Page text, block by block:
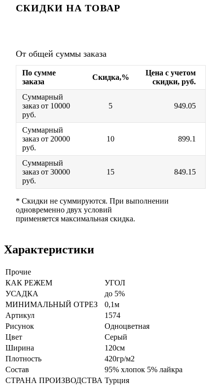
СКИДКИ НА ТОВАР
От общей суммы заказа
По сумме
заказа
Скидка,%
Цена с учетом
скидки, руб.
Суммарный
заказ от 10000
руб.
5 949.05
Суммарный
заказ от 20000
руб.
10 899.1
Суммарный
заказ от 30000
руб.
15 849.15
* Скидки не суммируются. При выполнении
одновременно двух условий
применяется максимальная скидка.
Характеристики
Прочие
КАК РЕЖЕМ
УГОЛ
УСАДКА
до 5%
МИНИМАЛЬНЫЙ ОТРЕЗ
0,1м
Артикул
1574
Рисунок
Одноцветная
Цвет
Серый
Ширина
120см
Плотность
420гр/м2
Состав
95% хлопок 5% лайкра
СТРАНА ПРОИЗВОДСТВА Турция